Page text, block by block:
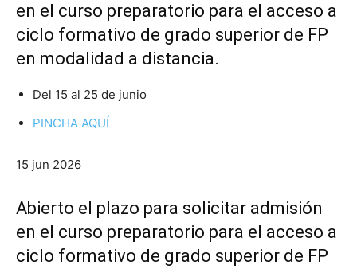
en el curso preparatorio para el acceso a
ciclo formativo de grado superior de FP
en modalidad a distancia.
Del 15 al 25 de junio
PINCHA AQUÍ
15 jun 2026
Abierto el plazo para solicitar admisión
en el curso preparatorio para el acceso a
ciclo formativo de grado superior de FP